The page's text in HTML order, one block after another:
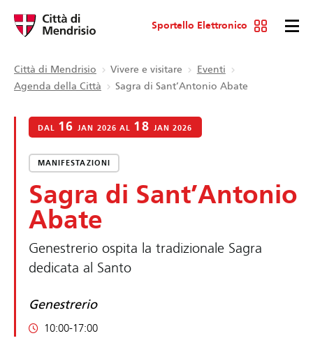
Sportello Elettronico
Città di Mendrisio Vivere e visitare
Eventi
Agenda della Città
Sagra di Sant’Antonio Abate
DAL 16 JAN 2026 AL 18 JAN 2026
MANIFESTAZIONI
Sagra di Sant’Antonio
Abate
Genestrerio ospita la tradizionale Sagra
dedicata al Santo
Genestrerio
10:00-17:00